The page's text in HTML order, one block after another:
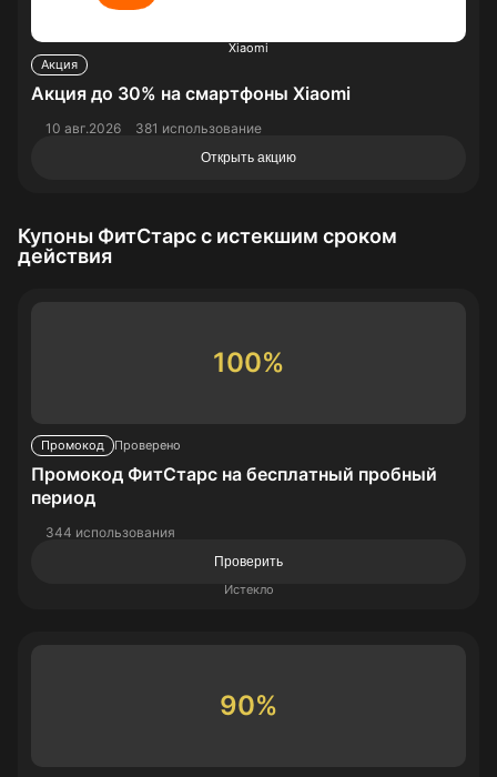
Xiaomi
Акция
Акция до 30% на cмартфоны Xiaomi
10 авг.2026 381 использование
Открыть акцию
Купоны ФитСтарс с истекшим сроком
действия
100%
Промокод Проверено
Промокод ФитСтарс на бесплатный пробный
период
344 использования
Проверить
Истекло
90%